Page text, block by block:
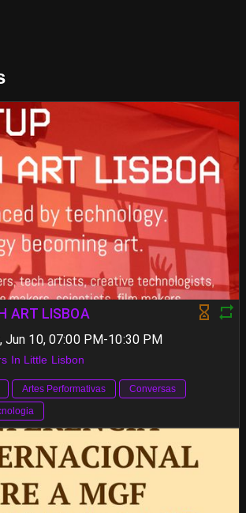
ART LISBOA
Jun 10, 07:00 PM-10:30 PM
In Little Lisbon
Artes Performativas
Conversas